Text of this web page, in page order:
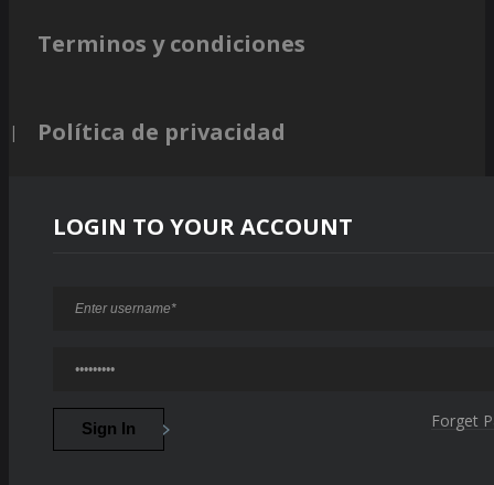
Terminos y condiciones
Política de privacidad
LOGIN TO YOUR ACCOUNT
Forget